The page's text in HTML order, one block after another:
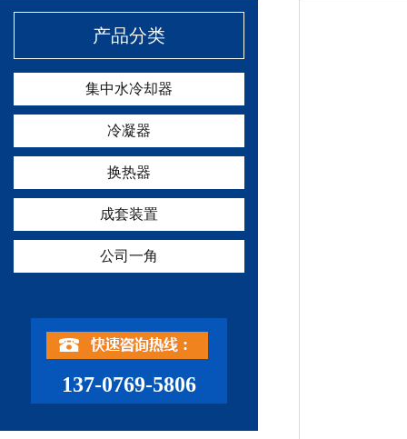
产品分类
集中水冷却器
冷凝器
换热器
成套装置
公司一角
137-0769-5806